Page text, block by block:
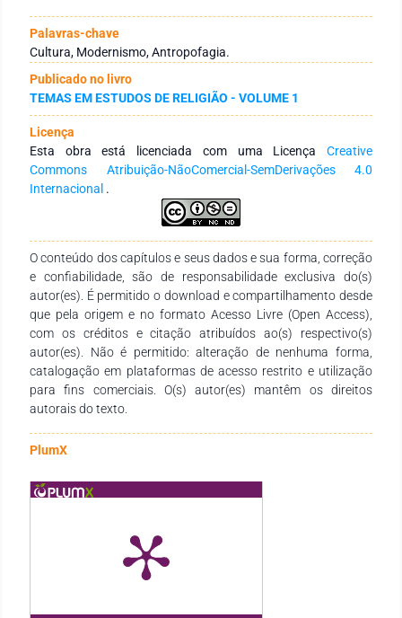
oferece oportunidade para balanços prospectivos, através de
metodologia bibliográfica com análise e discussão de
conteúdo, objetiva-se: (a) estabelecer um breve panorama
histórico; (b) ampliar a discussão acerca da antropofagia; e
(c) aproximar as duas datas e suas
celebrações/desenvolvimentos através da ruptura com suas
tradições anteriores. O itinerário proposto, por sua vez,
evidencia os processos de luta e conquista de independência
de pensamento e libertação das dominações, sejam
artísticas, socioeconômicas ou religiosas. Desta forma, as
aproximações antropofágicas devoram o modernismo e a
atuais. Trata-se de uma criatividade/liberdade fiel que
perpassa o avanço das epistemologias. Conclui-se, assim,
que as narrativas construídas servem à devoração e, através
da valorização do passado, à construção de um futuro mais
plausível.
Palavras-chave
Cultura, Modernismo, Antropofagia.
Publicado no livro
TEMAS EM ESTUDOS DE RELIGIÃO - VOLUME 1
Licença
Esta obra está licenciada com uma Licença Creative
Commons Atribuição-NãoComercial-SemDerivações 4.0
Internacional .
O conteúdo dos capítulos e seus dados e sua forma, correção
e confiabilidade, são de responsabilidade exclusiva do(s)
autor(es). É permitido o download e compartilhamento desde
que pela origem e no formato Acesso Livre (Open Access),
com os créditos e citação atribuídos ao(s) respectivo(s)
autor(es). Não é permitido: alteração de nenhuma forma,
catalogação em plataformas de acesso restrito e utilização
para fins comerciais. O(s) autor(es) mantêm os direitos
autorais do texto.
PlumX